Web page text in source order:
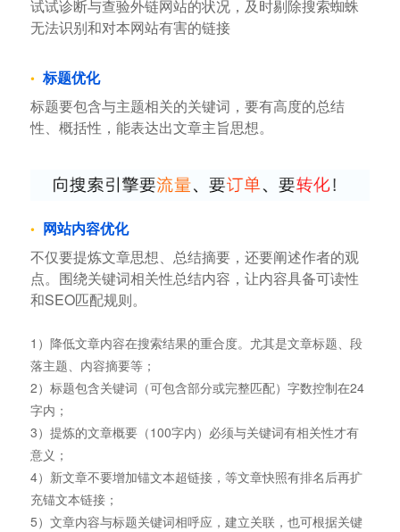
试试诊断与查验外链网站的状况，及时剔除搜索蜘蛛
无法识别和对本网站有害的链接
标题优化
标题要包含与主题相关的关键词，要有高度的总结
性、概括性，能表达出文章主旨思想。
网站内容优化
不仅要提炼文章思想、总结摘要，还要阐述作者的观
点。围绕关键词相关性总结内容，让内容具备可读性
和SEO匹配规则。
1）降低文章内容在搜索结果的重合度。尤其是文章标题、段
落主题、内容摘要等；
2）标题包含关键词（可包含部分或完整匹配）字数控制在24
字内；
3）提炼的文章概要（100字内）必须与关键词有相关性才有
意义；
4）新文章不要增加锚文本超链接，等文章快照有排名后再扩
充锚文本链接；
5）文章内容与标题关键词相呼应，建立关联，也可根据关键